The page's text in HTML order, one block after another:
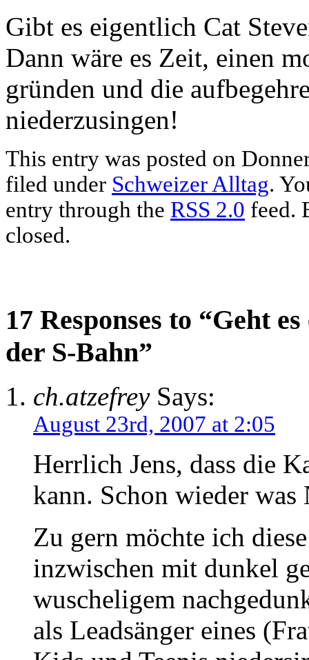
Gibt es eigentlich Cat
Dann wäre es Zeit, einen
gründen und die
niederzusingen!
This entry was posted on
filed under Schweizer Alltag.
entry through the RSS 2.0 feed.
closed.
17 Responses to “Geht
der S-Bahn”
ch.atzefreySays:
August 23rd, 2007 at 2:05
Herrlich Jens, dass die
kann. Schon wieder was
Zu gern möchte ich
inzwischen mit dunkel
wuscheligem
als Leadsänger eines